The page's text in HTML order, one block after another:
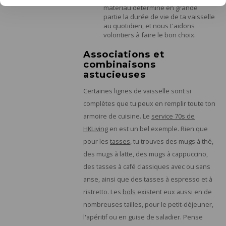
matériau détermine en grande
partie la durée de vie de ta vaisselle
au quotidien, et nous t'aidons
volontiers à faire le bon choix.
Associations et
combinaisons
astucieuses
Certaines lignes de vaisselle sont si
complètes que tu peux en remplir toute ton
armoire de cuisine. Le service 70s de
HKLiving en est un bel exemple. Rien que
pour les tasses, tu trouves des mugs à thé,
des mugs à latte, des mugs à cappuccino,
des tasses à café classiques avec ou sans
anse, ainsi que des tasses à espresso et à
ristretto. Les bols existent eux aussi en de
nombreuses tailles, pour le petit-déjeuner,
l'apéritif ou en guise de saladier. Pense